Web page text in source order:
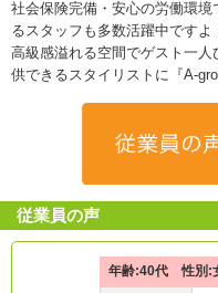
社会保険完備・安心の労働環
るスタッフも多数活躍中ですよ
高級感溢れる空間でゲスト一
供できるスタイリストに『A-
従業員の声
年齢:40代 性別: